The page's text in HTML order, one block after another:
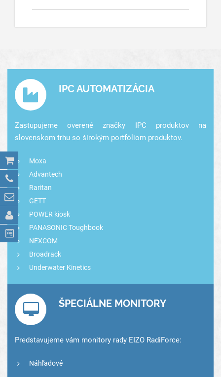
IPC AUTOMATIZÁCIA
Zastupujeme overené značky IPC produktov na
slovenskom trhu so širokým portfóliom produktov.
Moxa
Advantech
Raritan
GETT
POWER kiosk
PANASONIC Toughbook
NEXCOM
Broadrack
Underwater Kinetics
ŠPECIÁLNE MONITORY
Predstavujeme vám monitory rady EIZO RadiForce:
Náhľadové